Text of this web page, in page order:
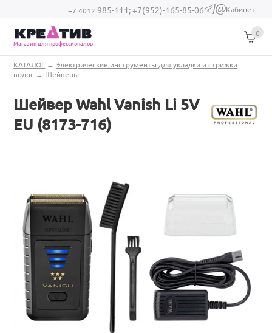
Перейти к основному содержанию
+7 4012 985-111;+7(952)-165-85-06
(link sends e-
Кабинет
Магазин для профессионалов
0
Вы здесь
КАТАЛОГ →Электрические инструменты для укладки и стрижки
волос → Шейверы
Шейвер Wahl Vanish Li 5V
EU (8173-716)